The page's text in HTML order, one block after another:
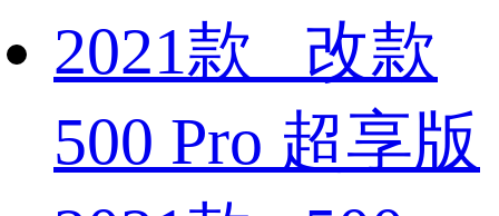
2021款 改款
500 Pro 超享版